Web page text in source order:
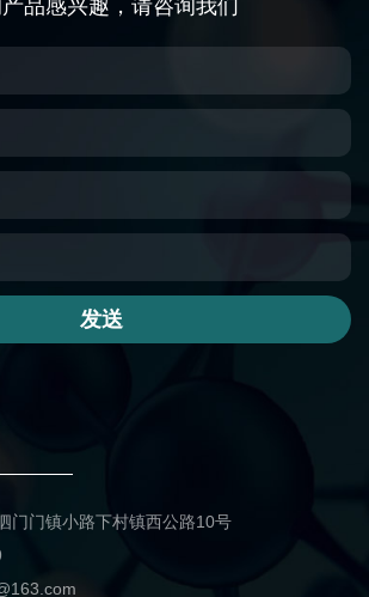
品感兴趣，请咨询我们
发送
门门镇小路下村镇西公路10号